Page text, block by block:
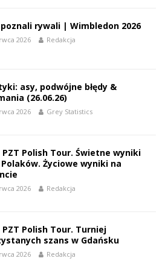
rywali | Wimbledon 2026
2026 Redakcja
asy, podwójne błędy &
(26.06.26)
2026 Grey Statistics
PZT Polish Tour. Świetne wyniki
Życiowe wyniki na
2026 Redakcja
PZT Polish Tour. Turniej
szans w Gdańsku
2026 Redakcja